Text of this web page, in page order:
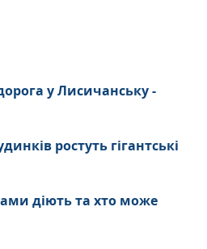
у Лисичанську -
ростуть гігантські
діють та хто може